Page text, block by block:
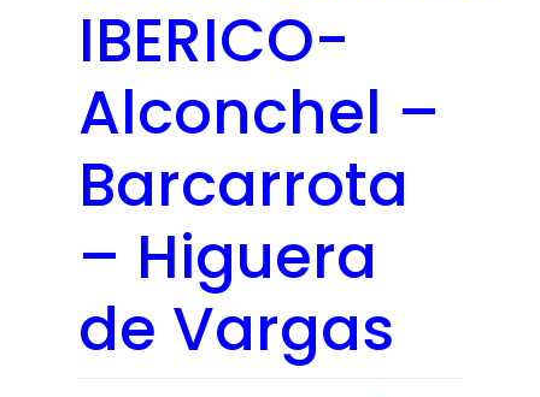
IBERICO-
Alconchel –
Barcarrota
– Higuera
de Vargas